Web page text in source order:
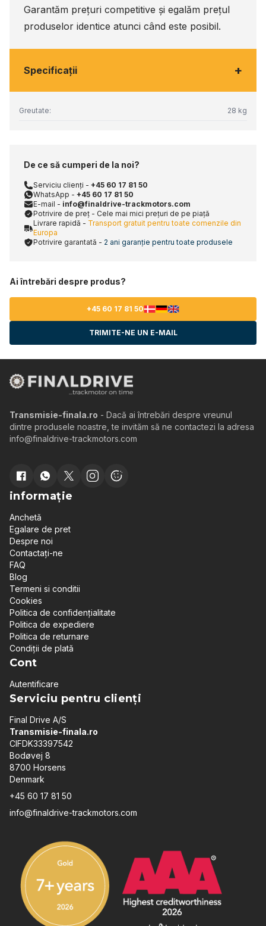
Garantăm prețuri competitive și egalăm prețul
produselor identice atunci când este posibil.
Specificaţii +
Greutate: 28 kg
De ce să cumperi de la noi?
Serviciu clienți - +45 60 17 81 50
WhatsApp - +45 60 17 81 50
E-mail - info@finaldrive-trackmotors.com
Potrivire de preț - Cele mai mici prețuri de pe piață
Livrare rapidă - Transport gratuit pentru toate comenzile din
Europa
Potrivire garantată - 2 ani garanție pentru toate produsele
Ai întrebări despre produs?
+45 60 17 81 50
TRIMITE-NE UN E-MAIL
Transmisie-finala.ro - Dacă ai întrebări despre vreunul
dintre produsele noastre, te invităm să ne contactezi la adresa
info@finaldrive-trackmotors.com
informație
Anchetă
Egalare de pret
Despre noi
Contactați-ne
FAQ
Blog
Termeni si conditii
Cookies
Politica de confidențialitate
Politica de expediere
Politica de returnare
Condiții de plată
Cont
Autentificare
Serviciu pentru clienți
Final Drive A/S
Transmisie-finala.ro
CIFDK33397542
Bodøvej 8
8700 Horsens
Denmark
+45 60 17 81 50
info@finaldrive-trackmotors.com